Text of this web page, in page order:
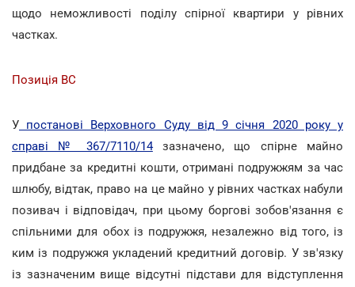
щодо неможливості поділу спірної квартири у рівних
частках.
Позиція ВС
У постанові Верховного Суду від 9 січня 2020 року у
справі № 367/7110/14зазначено, що спірне майно
придбане за кредитні кошти, отримані подружжям за час
шлюбу, відтак, право на це майно у рівних частках набули
позивач і відповідач, при цьому боргові зобов'язання є
спільними для обох із подружжя, незалежно від того, із
ким із подружжя укладений кредитний договір. У зв'язку
із зазначеним вище відсутні підстави для відступлення